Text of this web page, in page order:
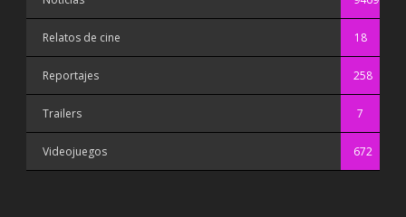
Relatos de cine 18
Reportajes 258
Trailers 7
Videojuegos 672